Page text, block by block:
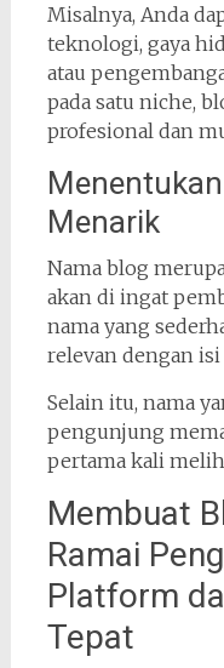
Misalnya, Anda
teknologi, gaya
atau
pada satu niche,
profesional dan
Menarik
Nama blog
akan di ingat
nama yang
relevan dengan isi
Selain itu, nama
pengunjung
pertama kali
Membuat
Ramai
Platform
Tepat